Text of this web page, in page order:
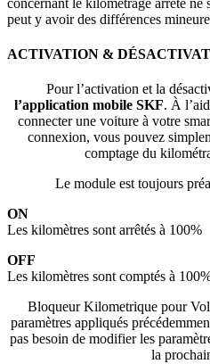
peut y avoir des différences
ACTIVATION &
Pour l’activation et la
l’application mobile SKF. À
connecter une voiture à votre
connexion, vous pouvez
comptage du
Le module est toujours
ON
Les kilomètres sont arrêtés à 100%
OFF
Les kilomètres sont comptés à
Bloqueur Kilometrique pour
paramètres appliqués
pas besoin de modifier les
la